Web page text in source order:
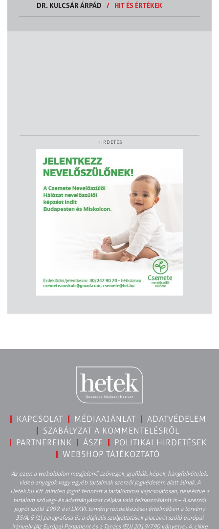
DR. KULCSÁR ÁRPÁD
/ HIT ÉS ÉRTÉKEK
HIRDETÉS
KAPCSOLAT MÉDIAAJÁNLAT
ADATVÉDELEM
SZABÁLYZAT A KOMMENTELÉSRŐL
PARTNEREINK
ÁSZF
POLITIKAI HIRDETÉSEK
WEBSHOP TÁJÉKOZTATÓ
Az ezen a weboldalon megjelenő szövegek, grafikák, képek, hangfelvételek,
video anyagok vagy egyéb tartalmak szerzői jogvédelem alatt állnak. A
Hetek.hu Kft. minden jogot fenntart a tartalommal kapcsolatosan, beleértve a
tartalom szöveg- és adatbányászat céljára való felhasználását is – A szerzői
jogról szóló 1999. évi LXXVI. törvény rendelkezései értelmében a törvény
35/A. § (1) paragrafusa és a digitális szolgáltatások piacairól szóló európai
irányelv (Az Európai Parlament és a Tanács (EU) 2019/790 Irányelve) 4. cikke